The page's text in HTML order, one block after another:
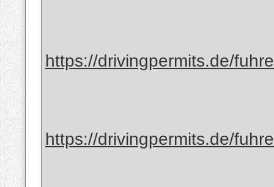
https://drivingpermits.de/
https://drivingpermits.de/